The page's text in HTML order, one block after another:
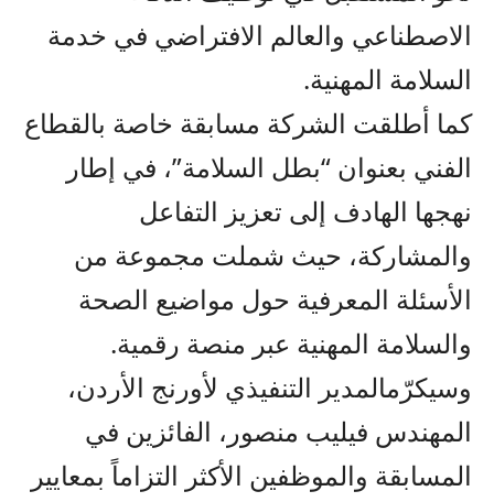
الصطناعي والعالم الفتراضي في خدمة
السلامة المهنية.
كما أطلقت الشركة مسابقة خاصة بالقطاع
الفني بعنوان “بطل السلامة”، في إطار
نهجها الهادف إلى تعزيز التفاعل
والمشاركة، حيث شملت مجموعة من
الأسئلة المعرفية حول مواضيع الصحة
والسلامة المهنية عبر منصة رقمية.
وسيكرّمالمدير التنفيذي لأورنج الأردن،
المهندس فيليب منصور ، الفائزين في
المسابقة والموظفين الأكثر التزاماً بمعايير